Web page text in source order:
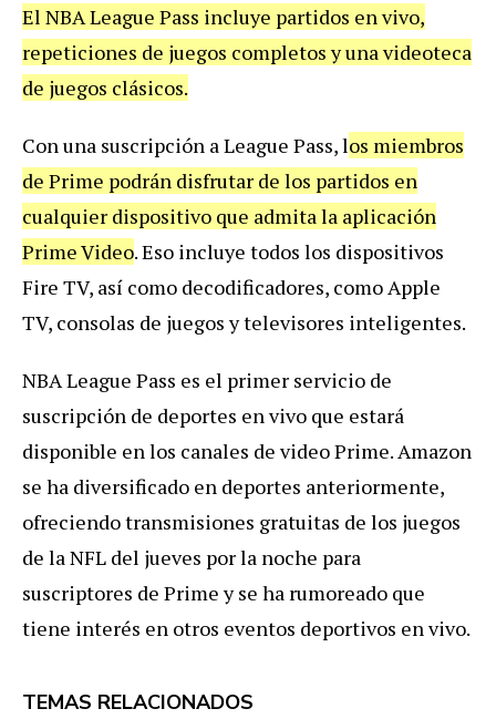
El NBA League Pass incluye partidos en vivo,
repeticiones de juegos completos y una videoteca
de juegos clásicos.
Con una suscripción a League Pass, los miembros
de Prime podrán disfrutar de los partidos en
cualquier dispositivo que admita la aplicación
Prime Video. Eso incluye todos los dispositivos
Fire TV, así como decodificadores, como Apple
TV, consolas de juegos y televisores inteligentes.
NBA League Pass es el primer servicio de
suscripción de deportes en vivo que estará
disponible en los canales de video Prime. Amazon
se ha diversificado en deportes anteriormente,
ofreciendo transmisiones gratuitas de los juegos
de la NFL del jueves por la noche para
suscriptores de Prime y se ha rumoreado que
tiene interés en otros eventos deportivos en vivo.
TEMAS RELACIONADOS